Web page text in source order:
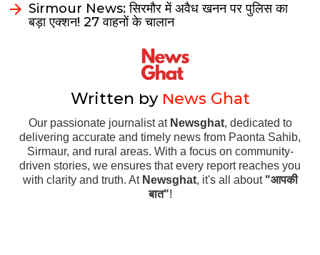
Sirmour News: सिरमौर में अवैध खनन पर पुलिस का
बड़ा एक्शन! 27 वाहनों के चालान
Written by News Ghat
Our passionate journalist at Newsghat, dedicated to
delivering accurate and timely news from Paonta Sahib,
Sirmaur, and rural areas. With a focus on community-
driven stories, we ensures that every report reaches you
with clarity and truth. At Newsghat, it's all about "आपकी
बात"!